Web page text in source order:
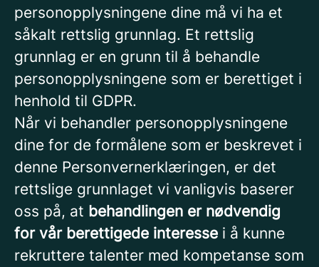
personopplysningene dine må vi ha et
såkalt rettslig grunnlag. Et rettslig
grunnlag er en grunn til å behandle
personopplysningene som er berettiget i
henhold til GDPR.
Når vi behandler personopplysningene
dine for de formålene som er beskrevet i
denne Personvernerklæringen, er det
rettslige grunnlaget vi vanligvis baserer
oss på, at behandlingen er nødvendig
for vår berettigede interesse i å kunne
rekruttere talenter med kompetanse som